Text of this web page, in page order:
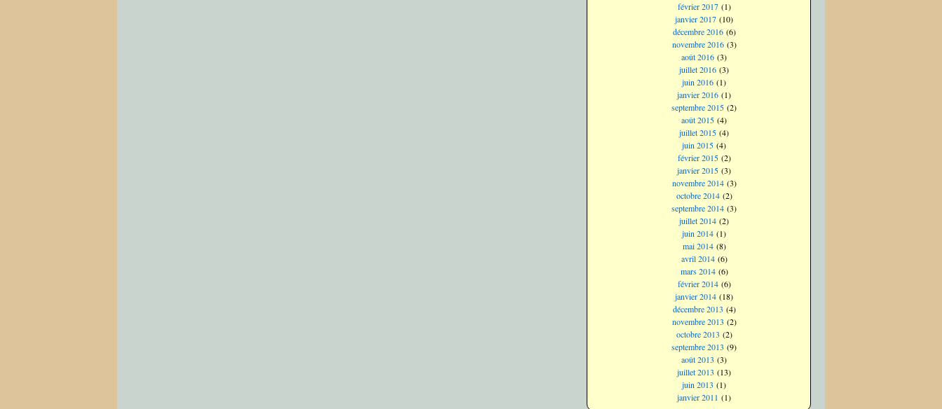
février 2017(1)
janvier 2017 (10)
décembre 2016(6)
novembre 2016(3)
août 2016 (3)
juillet 2016 (3)
juin 2016 (1)
janvier 2016 (1)
septembre 2015 (2)
août 2015 (4)
juillet 2015 (4)
juin 2015 (4)
février 2015(2)
janvier 2015 (3)
novembre 2014(3)
octobre 2014(2)
septembre 2014 (3)
juillet 2014 (2)
juin 2014 (1)
mai 2014(8)
avril 2014(6)
mars 2014(6)
février 2014(6)
janvier 2014 (18)
décembre 2013 (4)
novembre 2013 (2)
octobre 2013 (2)
septembre 2013 (9)
août 2013 (3)
juillet 2013 (13)
juin 2013 (1)
janvier 2011 (1)